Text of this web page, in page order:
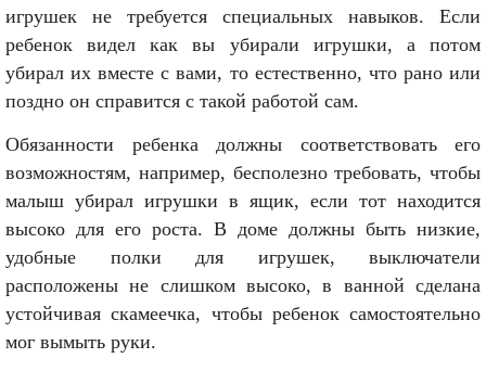
игрушек не требуется специальных навыков. Если
ребенок видел как вы убирали игрушки, а потом
убирал их вместе с вами, то естественно, что рано или
поздно он справится с такой работой сам.
Обязанности ребенка должны соответствовать его
возможностям, например, бесполезно требовать, чтобы
малыш убирал игрушки в ящик, если тот находится
высоко для его роста. В доме должны быть низкие,
удобные полки для игрушек, выключатели
расположены не слишком высоко, в ванной сделана
устойчивая скамеечка, чтобы ребенок самостоятельно
мог вымыть руки.